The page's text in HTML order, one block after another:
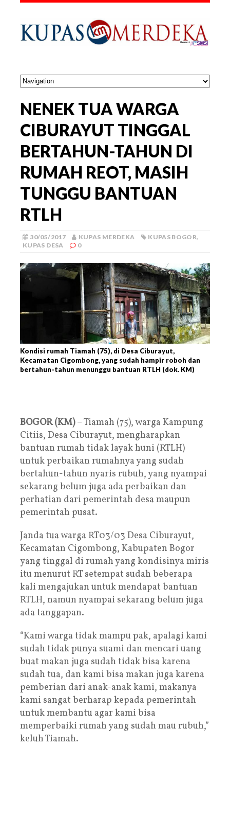
NENEK TUA WARGA
CIBURAYUT TINGGAL
BERTAHUN-TAHUN DI
RUMAH REOT, MASIH
TUNGGU BANTUAN
RTLH
30/05/2017 KUPAS MERDEKA KUPAS BOGOR,
KUPAS DESA
0
Kondisi rumah Tiamah (75), di Desa Ciburayut,
Kecamatan Cigombong, yang sudah hampir roboh dan
bertahun-tahun menunggu bantuan RTLH (dok. KM)
BOGOR (KM)– Tiamah (75), warga Kampung
Citiis, Desa Ciburayut, mengharapkan
bantuan rumah tidak layak huni (RTLH)
untuk perbaikan rumahnya yang sudah
bertahun-tahun nyaris rubuh, yang nyampai
sekarang belum juga ada perbaikan dan
perhatian dari pemerintah desa maupun
pemerintah pusat.
Janda tua warga RT03/03 Desa Ciburayut,
Kecamatan Cigombong, Kabupaten Bogor
yang tinggal di rumah yang kondisinya miris
itu menurut RT setempat sudah beberapa
kali mengajukan untuk mendapat bantuan
RTLH, namun nyampai sekarang belum juga
ada tanggapan.
“Kami warga tidak mampu pak, apalagi kami
sudah tidak punya suami dan mencari uang
buat makan juga sudah tidak bisa karena
sudah tua, dan kami bisa makan juga karena
pemberian dari anak-anak kami, makanya
kami sangat berharap kepada pemerintah
untuk membantu agar kami bisa
memperbaiki rumah yang sudah mau rubuh,”
keluh Tiamah.